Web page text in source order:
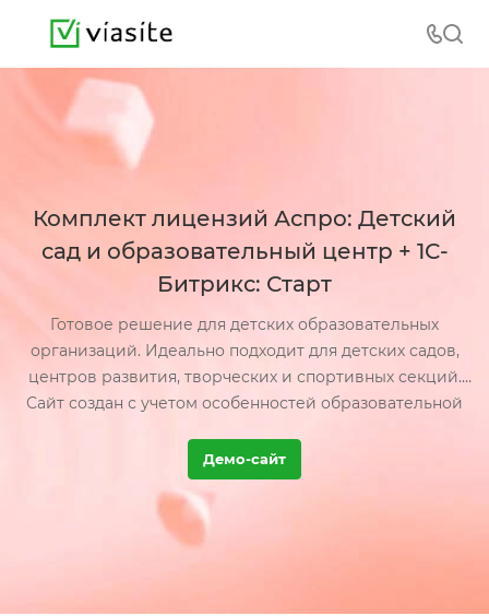
Комплект лицензий Аспро: Детский
сад и образовательный центр + 1С-
Битрикс: Старт
Готовое решение для детских образовательных
организаций. Идеально подходит для детских садов,
центров развития, творческих и спортивных секций.
Сайт создан с учетом особенностей образовательной
Демо-сайт